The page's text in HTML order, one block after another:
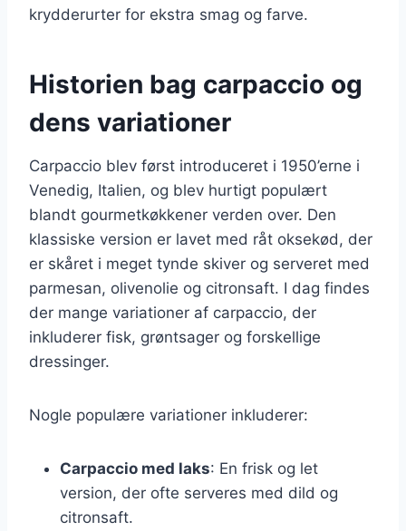
krydderurter for ekstra smag og farve.
Historien bag carpaccio og
dens variationer
Carpaccio blev først introduceret i 1950’erne i
Venedig, Italien, og blev hurtigt populært
blandt gourmetkøkkener verden over. Den
klassiske version er lavet med råt oksekød, der
er skåret i meget tynde skiver og serveret med
parmesan, olivenolie og citronsaft. I dag findes
der mange variationer af carpaccio, der
inkluderer fisk, grøntsager og forskellige
dressinger.
Nogle populære variationer inkluderer:
Carpaccio med laks: En frisk og let
version, der ofte serveres med dild og
citronsaft.